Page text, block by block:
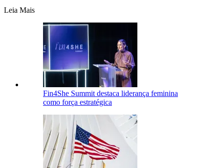
Leia Mais
Fin4She Summit destaca liderança feminina
como força estratégica